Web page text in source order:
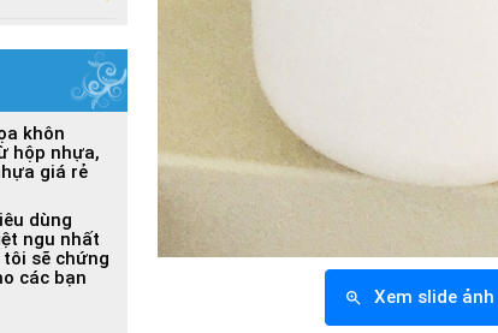
Xem slide
khôn
hộp nhựa,
giá rẻ
dùng
ngu nhất
sẽ chứng
các bạn